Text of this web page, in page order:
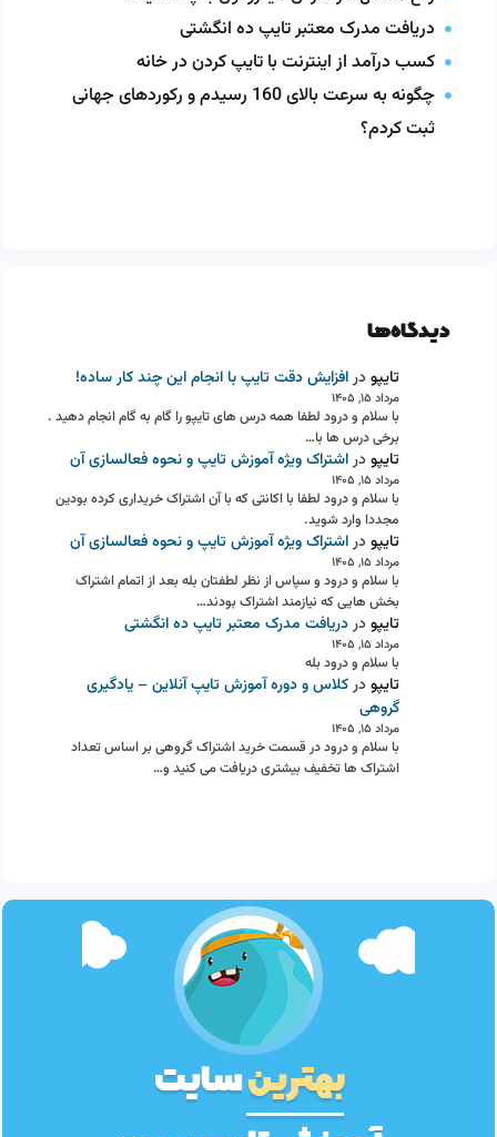
دریافت مدرک معتبر تایپ ده انگشتی
کسب درآمد از اینترنت با تایپ کردن در خانه
چگونه به سرعت بالای 160 رسیدم و رکوردهای جهانی
ثبت کردم؟
دیدگاه‌ها
تایپودرافزایش دقت تایپ با انجام این چند کار ساده!
مرداد ۱۵, ۱۴۰۵
با سلام و درود لطفا همه درس های تایپو را گام به گام انجام دهید .
برخی درس ها با…
تایپودراشتراک ویژه آموزش تایپ و نحوه فعالسازی آن
مرداد ۱۵, ۱۴۰۵
با سلام و درود لطفا با اکانتی که با آن اشتراک خریداری کرده بودین
مجددا وارد شوید.
تایپودراشتراک ویژه آموزش تایپ و نحوه فعالسازی آن
مرداد ۱۵, ۱۴۰۵
با سلام و درود و سپاس از نظر لطفتان بله بعد از اتمام اشتراک
بخش هایی که نیازمند اشتراک بودند…
تایپودردریافت مدرک معتبر تایپ ده انگشتی
مرداد ۱۵, ۱۴۰۵
با سلام و درود بله
تایپودرکلاس و دوره آموزش تایپ آنلاین – یادگیری
گروهی
مرداد ۱۵, ۱۴۰۵
با سلام و درود در قسمت خرید اشتراک گروهی بر اساس تعداد
اشتراک ها تخفیف بیشتری دریافت می کنید و…